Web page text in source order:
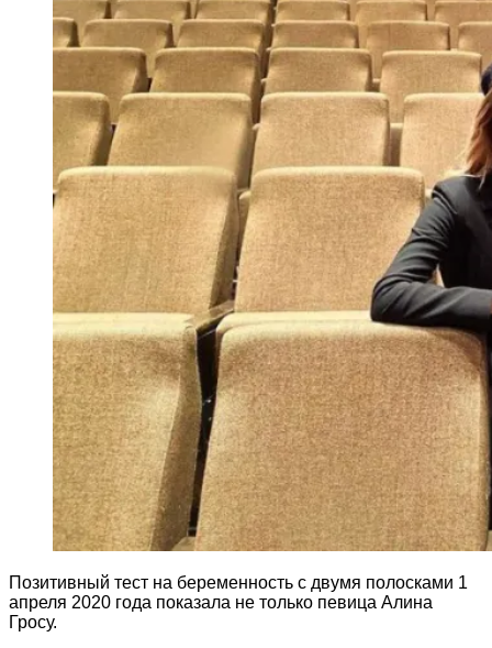
Позитивный тест на беременность с двумя полосками 1
апреля 2020 года показала не только певица Алина
Гросу.